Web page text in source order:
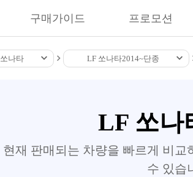
구매가이드 프로모션
쏘나타 LF 쏘나타2014~단종
LF 쏘나
현재 판매되는 차량을 빠르게 비
수 있습